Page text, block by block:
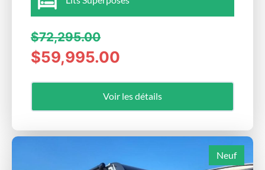
$72,295.00
$59,995.00
Voir les détails
Neuf